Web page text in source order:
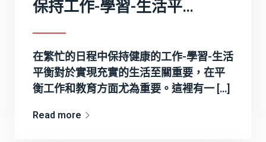
保持工作-學習-生活平衡的 7 個技巧
在繁忙的日程中保持健康的工作-學習-生活
平衡對於實現充實的生活至關重要，在平
衡工作和教育方面尤為重要。這裡有一 […]
Read more